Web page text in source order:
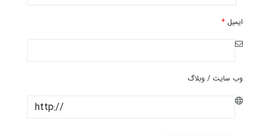
ایمیل *
وب سایت / وبلاگ